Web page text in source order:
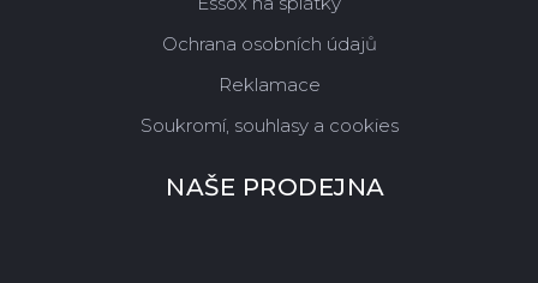
Ochrana osobních údajů
Reklamace
Soukromí, souhlasy a cookies
NAŠE PRODEJNA